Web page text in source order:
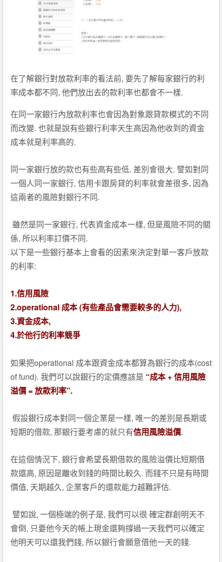
在了解銀行對放款利率的看法前, 要先了解每家銀行的利
率成本都不同 , 他們放出去的款利率也都會不一樣.
在同一家銀行內放款利率也會因為對象跟貸款模式的不同
而改變. 也就是說有些銀行利率天生高因為他收到的資金
成本就是利率高的.
同一家銀行放的款也有些高有些低. 差別會很大. 譬如對同
一個人同一家銀行, 信用卡跟房貸的利率就會差很多, 因為
這兩者的風險對銀行不同 .
雖然是同一家銀行, 代表資金成本一樣, 但是風險不同的關
係, 所以利率訂價不同 .
以下是一些銀行基本上會看的因素來決定對單一客戶放款
的利率:
1.信用風險
2.operational 成本(有些產品會需要較多的人力),
3.資金成本,
4.於他行的利率競爭
如果把operational 成本跟資金成本都算為銀行的成本(cost
of fund). 我們可以說銀行的定價應該是 “成本+ 信用風險
溢價 = 放款利率”.
假設銀行成本對同一個企業是一樣, 唯一的差別是長期或
短期的借款, 那銀行要考慮的就只有信用風險溢價.
在這個情況下, 銀行會希望長期借款的風險溢價比短期借
款還高, 原因是離收到錢的時間比較久 . 而錢不只是有時間
價值, 天期越久 , 企業客戶的還款能力越難評估.
譬如說, 一個極端的例子是, 我們可以很 確定群創明天不
會倒 , 只要他今天的帳上現金還夠撐過一天我們可以確定
他明天可以還我們錢, 所以銀行會願意借他一天的錢.